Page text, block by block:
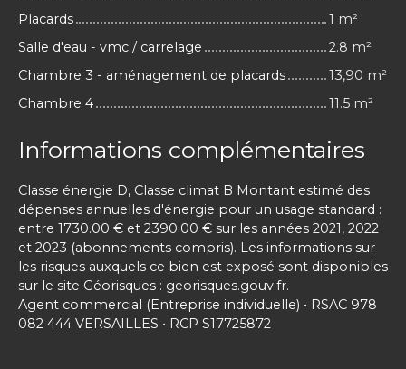
Placards
1 m²
Salle d'eau - vmc / carrelage
2.8 m²
Chambre 3 - aménagement de placards
13,90 m²
Chambre 4
11.5 m²
Informations complémentaires
Classe énergie D, Classe climat B Montant estimé des
dépenses annuelles d'énergie pour un usage standard :
entre 1730.00 € et 2390.00 € sur les années 2021, 2022
et 2023 (abonnements compris). Les informations sur
les risques auxquels ce bien est exposé sont disponibles
sur le site Géorisques : georisques.gouv.fr.
Agent commercial (Entreprise individuelle) • RSAC 978
082 444 VERSAILLES • RCP S17725872